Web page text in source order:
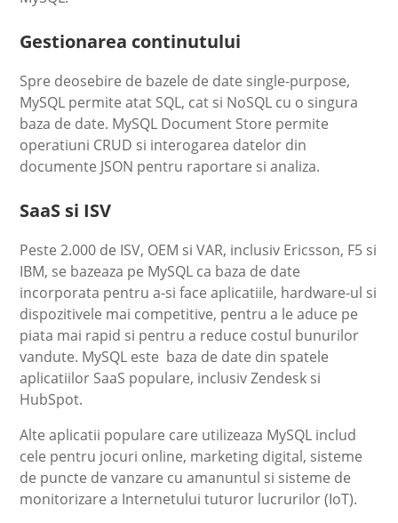
Gestionarea continutului
Spre deosebire de bazele de date single-purpose,
MySQL permite atat SQL, cat si NoSQL cu o singura
baza de date. MySQL Document Store permite
operatiuni CRUD si interogarea datelor din
documente JSON pentru raportare si analiza.
SaaS si ISV
Peste 2.000 de ISV, OEM si VAR, inclusiv Ericsson, F5 si
IBM, se bazeaza pe MySQL ca baza de date
incorporata pentru a-si face aplicatiile, hardware-ul si
dispozitivele mai competitive, pentru a le aduce pe
piata mai rapid si pentru a reduce costul bunurilor
vandute. MySQL este baza de date din spatele
aplicatiilor SaaS populare, inclusiv Zendesk si
HubSpot.
Alte aplicatii populare care utilizeaza MySQL includ
cele pentru jocuri online, marketing digital, sisteme
de puncte de vanzare cu amanuntul si sisteme de
monitorizare a Internetului tuturor lucrurilor (IoT).